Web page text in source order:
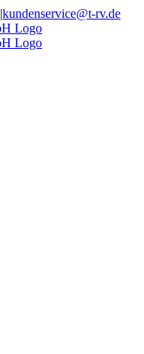
|kundenservice@t-rv.de